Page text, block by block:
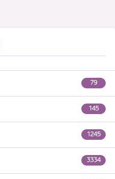
79
145
1245
3334